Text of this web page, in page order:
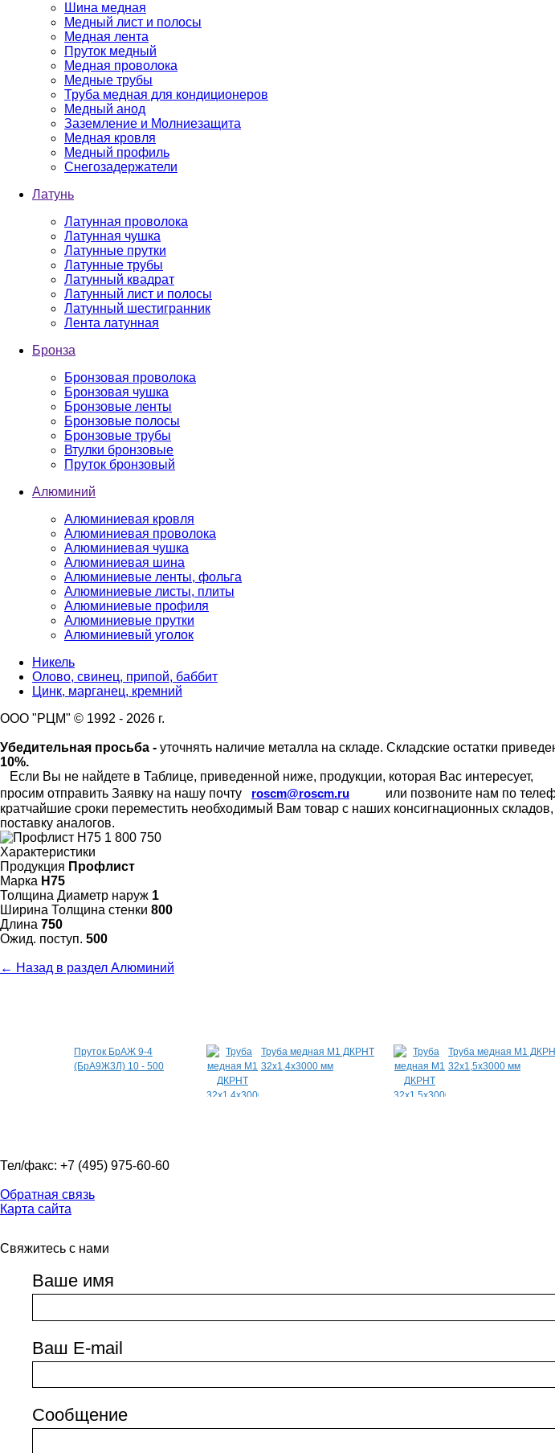
Шина медная
Медный лист и полосы
Медная лента
Пруток медный
Медная проволока
Медные трубы
Труба медная для кондиционеров
Медный анод
Заземление и Молниезащита
Медная кровля
Медный профиль
Снегозадержатели
Латунь
Латунная проволока
Латунная чушка
Латунные прутки
Латунные трубы
Латунный квадрат
Латунный лист и полосы
Латунный шестигранник
Лента латунная
Бронза
Бронзовая проволока
Бронзовая чушка
Бронзовые ленты
Бронзовые полосы
Бронзовые трубы
Втулки бронзовые
Пруток бронзовый
Алюминий
Алюминиевая кровля
Алюминиевая проволока
Алюминиевая чушка
Алюминиевая шина
Алюминиевые ленты, фольга
Алюминиевые листы, плиты
Алюминиевые профиля
Алюминиевые прутки
Алюминиевый уголок
Никель
Олово, свинец, припой, баббит
Цинк, марганец, кремний
ООО "РЦМ" © 1992 - 2026 г.
Убедительная просьба - уточнять наличие металла на складе. Складские остатки
10%.
Если Вы не найдете в Таблице, приведенной ниже, продукции, которая Вас интересует,
просим отправить Заявку на нашу почту
roscm@roscm.ru или позвоните нам по
кратчайшие сроки переместить необходимый Вам товар с наших консигнационных
поставку аналогов.
Характеристики
Продукция Профлист
Марка Н75
Толщина Диаметр наруж 1
Ширина Толщина стенки 800
Длина 750
Ожид. поступ. 500
← Назад в раздел Алюминий
Пруток БрАЖ 9-4
(БрА9Ж3Л) 10 - 500
Труба медная М1 ДКРНТ
32х1,4х3000 мм
Труба медная М1
32х1,5х3000 мм
Тел/факс: +7 (495) 975-60-60
Обратная связь
Карта сайта
Свяжитесь с нами
Ваше имя
Ваш E-mail
Сообщение